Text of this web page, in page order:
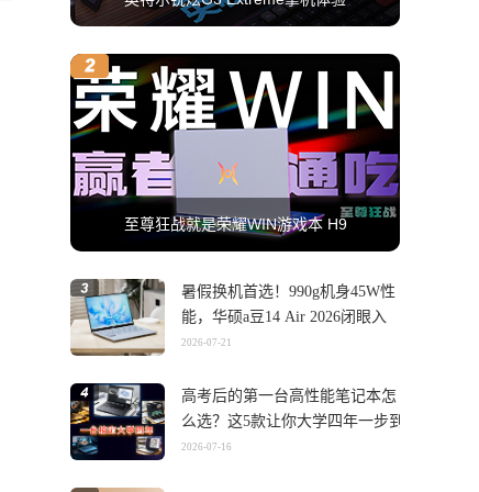
至尊狂战就是荣耀WIN游戏本 H9
暑假换机首选！990g机身45W性
能，华硕a豆14 Air 2026闭眼入
2026-07-21
高考后的第一台高性能笔记本怎
么选？这5款让你大学四年一步到
位
2026-07-16